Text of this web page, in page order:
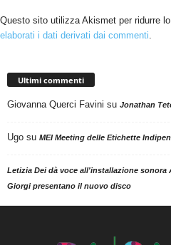
Questo sito utilizza Akismet per ridurre
elaborati i dati derivati dai commenti.
Ultimi commenti
Giovanna Querci Favini su Jonathan
Ugo su MEI Meeting delle Etichette
Letizia Dei dà voce all'installazione sonora
Giorgi presentano il nuovo disco